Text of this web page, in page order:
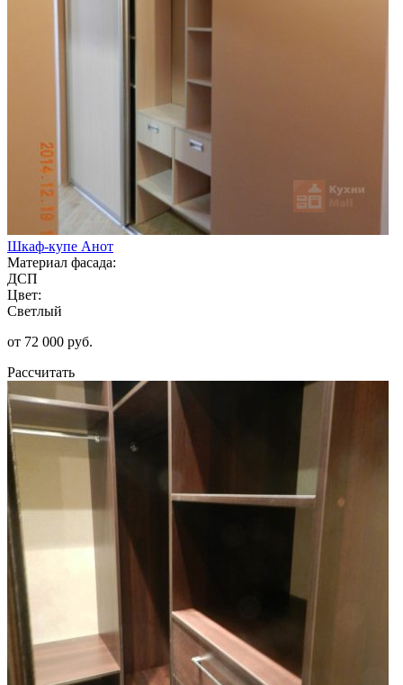
Шкаф-купе Анот
Материал фасада:
ДСП
Цвет:
Светлый
от 72 000 руб.
Рассчитать